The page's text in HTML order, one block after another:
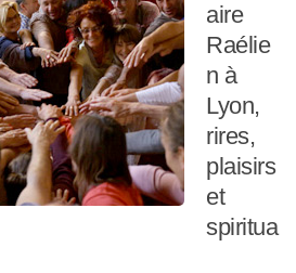
aire
Raélie
n à
Lyon,
rires,
plaisirs
et
spiritua